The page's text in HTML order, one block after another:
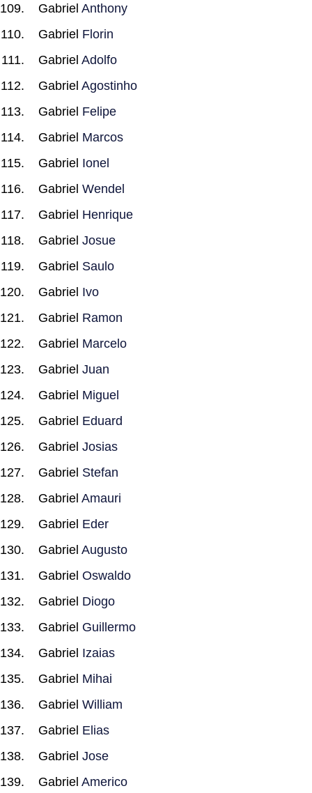
Gabriel Anthony
Gabriel Florin
Gabriel Adolfo
Gabriel Agostinho
Gabriel Felipe
Gabriel Marcos
Gabriel Ionel
Gabriel Wendel
Gabriel Henrique
Gabriel Josue
Gabriel Saulo
Gabriel Ivo
Gabriel Ramon
Gabriel Marcelo
Gabriel Juan
Gabriel Miguel
Gabriel Eduard
Gabriel Josias
Gabriel Stefan
Gabriel Amauri
Gabriel Eder
Gabriel Augusto
Gabriel Oswaldo
Gabriel Diogo
Gabriel Guillermo
Gabriel Izaias
Gabriel Mihai
Gabriel William
Gabriel Elias
Gabriel Jose
Gabriel Americo